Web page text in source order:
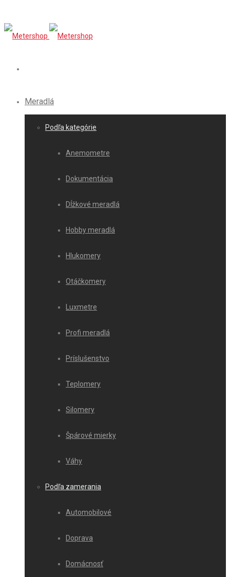
Meradlá
Podľa kategórie
Anemometre
Dokumentácia
Dĺžkové meradlá
Hobby meradlá
Hlukomery
Otáčkomery
Luxmetre
Profi meradlá
Príslušenstvo
Teplomery
Silomery
Špárové mierky
Váhy
Podľa zamerania
Automobilové
Doprava
Domácnosť